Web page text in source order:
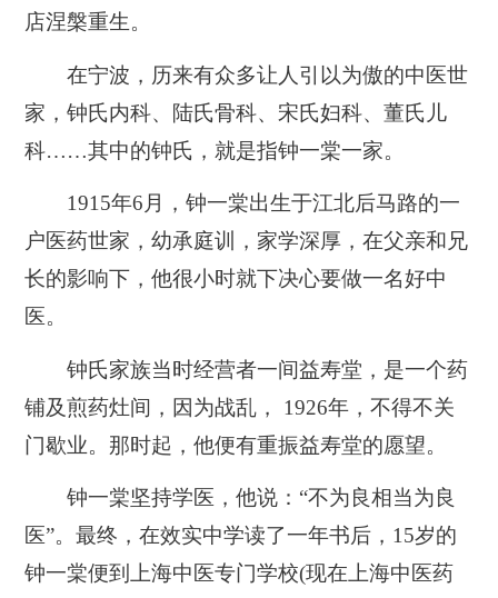
店涅槃重生。
在宁波，历来有众多让人引以为傲的中医世
家，钟氏内科、陆氏骨科、宋氏妇科、董氏儿
科……其中的钟氏，就是指钟一棠一家。
1915年6月，钟一棠出生于江北后马路的一
户医药世家，幼承庭训，家学深厚，在父亲和兄
长的影响下，他很小时就下决心要做一名好中
医。
钟氏家族当时经营者一间益寿堂，是一个药
铺及煎药灶间，因为战乱， 1926年，不得不关
门歇业。那时起，他便有重振益寿堂的愿望。
钟一棠坚持学医，他说：“不为良相当为良
医”。最终，在效实中学读了一年书后，15岁的
钟一棠便到上海中医专门学校(现在上海中医药